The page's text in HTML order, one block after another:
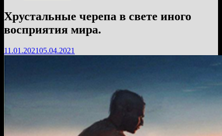
Хрустальные черепа в свете иного
восприятия мира.
11.01.202105.04.2021